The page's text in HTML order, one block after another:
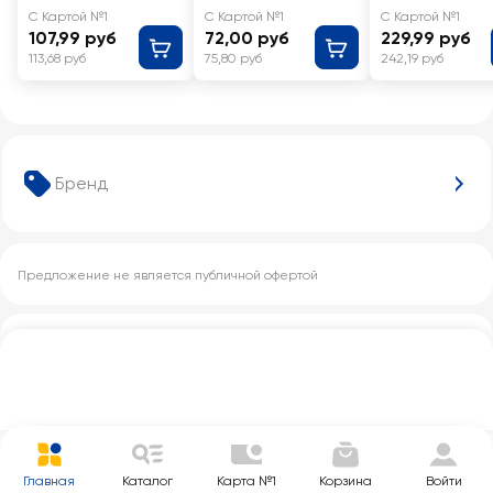
Бренд
Предложение не является публичной офертой
С Картой №1
107,99 руб
113,68 руб
С Картой №1
72,00 руб
75,80 руб
С Картой №1
229,99 руб
242,19 руб
Главная Каталог Карта №1 Корзина Войти